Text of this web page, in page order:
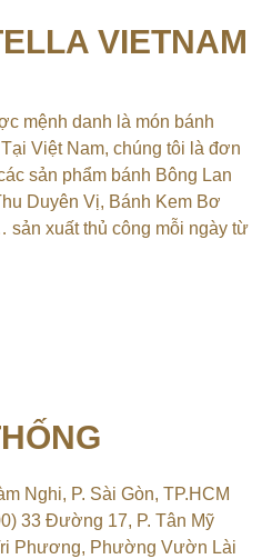
VIETNAM
mệnh danh là món bánh
Việt Nam, chúng tôi là đơn
sản phẩm bánh Bông Lan
Duyên Vị, Bánh Kem Bơ
sản xuất thủ công mỗi ngày từ
Nghi, P. Sài Gòn, TP.HCM
33 Đường 17, P. Tân Mỹ
Phương, Phường Vườn Lài